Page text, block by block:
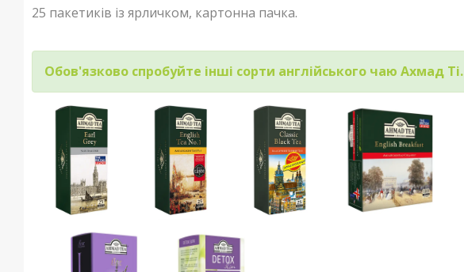
25 пакетиків із ярличком, картонна пачка.
Обов'язково спробуйте інші сорти англійського чаю Ахмад Ті.